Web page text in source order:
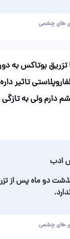
های چشمی
تزریق بوتاکس به
تاثیر
دارم ولی به
ادب
دو ماه پس از
های چشمی